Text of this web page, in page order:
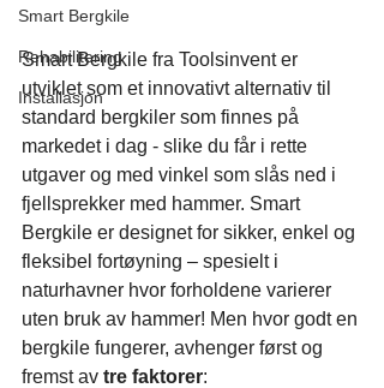
Smart Bergkile
Rehabilitering
Installasjon
Smart Bergkile fra Toolsinvent er
utviklet som et innovativt alternativ til
standard bergkiler som finnes på
markedet i dag - slike du får i rette
utgaver og med vinkel som slås ned i
fjellsprekker med hammer. Smart
Bergkile er designet for sikker, enkel og
fleksibel fortøyning – spesielt i
naturhavner hvor forholdene varierer
uten bruk av hammer! Men hvor godt en
bergkile fungerer, avhenger først og
fremst av tre faktorer: